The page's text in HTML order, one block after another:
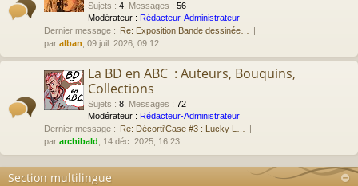
Sujets : 4 Messages : 56
Modérateur : Rédacteur-Administrateur
Dernier message : Re: Exposition Bande dessinée…
par alban , 09 juil. 2026, 09:12
La BD en ABC : Auteurs, Bouquins,
Collections
Sujets : 8 Messages : 72
Modérateur : Rédacteur-Administrateur
Dernier message : Re: Décorti'Case #3 : Lucky L…
par archibald , 14 déc. 2025, 16:23
Section multilingue